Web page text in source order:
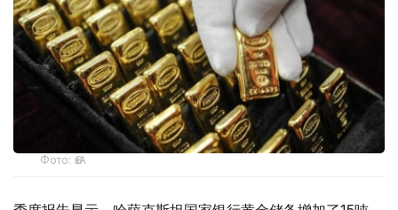
Фото: ӨзА